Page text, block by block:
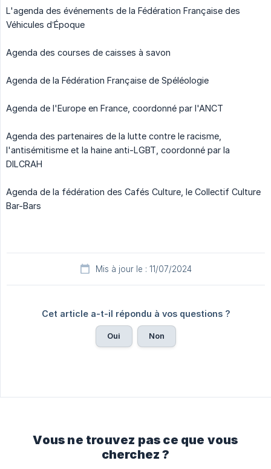
L'agenda des événements de la Fédération Française des
Véhicules d’Époque
Agenda des courses de caisses à savon
Agenda de la Fédération Française de Spéléologie
Agenda de l'Europe en France, coordonné par l'ANCT
Agenda des partenaires de la lutte contre le racisme,
l'antisémitisme et la haine anti-LGBT, coordonné par la
DILCRAH
Agenda de la fédération des Cafés Culture, le Collectif Culture
Bar-Bars
Mis à jour le : 11/07/2024
Cet article a-t-il répondu à vos questions ?
Oui Non
Vous ne trouvez pas ce que vous
cherchez ?